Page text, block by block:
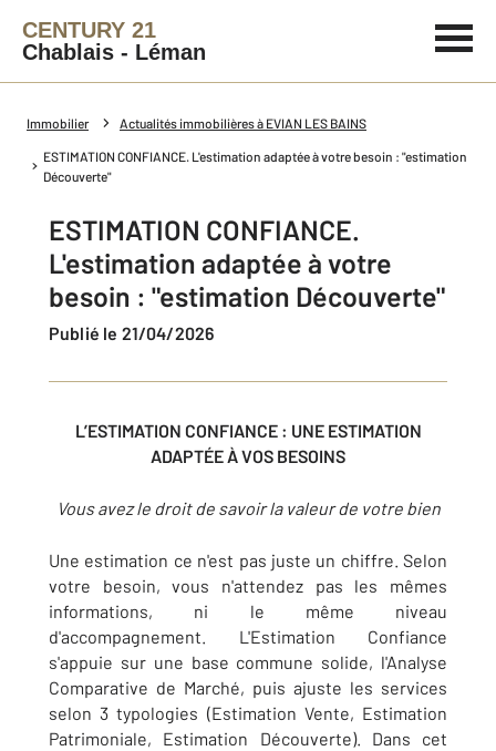
CENTURY 21
Chablais - Léman
Immobilier Actualités immobilières à EVIAN LES BAINS
ESTIMATION CONFIANCE. L'estimation adaptée à votre besoin : "estimation
Découverte"
ESTIMATION CONFIANCE.
L'estimation adaptée à votre
besoin : "estimation Découverte"
Publié le 21/04/2026
L’ESTIMATION CONFIANCE : UNE ESTIMATION
ADAPTÉE À VOS BESOINS
Vous avez le droit de savoir la valeur de votre bien
Une estimation ce n'est pas juste un chiffre. Selon
votre besoin, vous n'attendez pas les mêmes
informations, ni le même niveau
d'accompagnement. L'Estimation Confiance
s'appuie sur une base commune solide, l'Analyse
Comparative de Marché, puis ajuste les services
selon 3 typologies (Estimation Vente, Estimation
Patrimoniale, Estimation Découverte). Dans cet